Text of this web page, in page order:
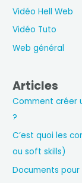
Vidéo Hell Web
Vidéo Tuto
Web général
Articles
Comment créer
?
C’est quoi les
ou soft skills)
Documents